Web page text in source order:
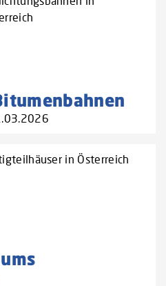
in Österreich